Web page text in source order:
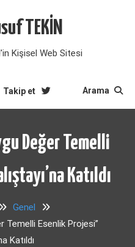
TEKİN
Kişisel Web Sitesi
Takip et Arama
Değer Temelli
Katıldı
Genel
Temelli Esenlik Projesi”
Katıldı